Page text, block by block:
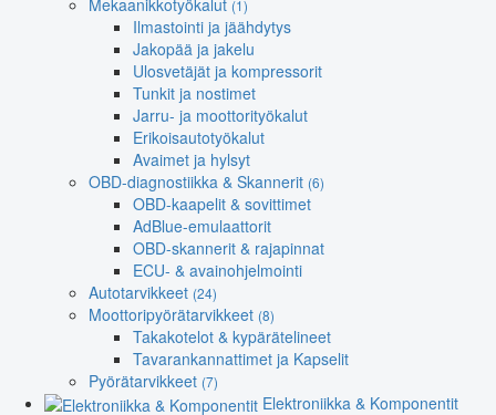
(1)
Ilmastointi ja jäähdytys
Jakopää ja jakelu
Ulosvetäjät ja kompressorit
Tunkit ja nostimet
Jarru- ja moottorityökalut
Erikoisautotyökalut
Avaimet ja hylsyt
OBD-diagnostiikka & Skannerit (6)
OBD-kaapelit & sovittimet
AdBlue-emulaattorit
OBD-skannerit & rajapinnat
ECU- & avainohjelmointi
Autotarvikkeet (24)
Moottoripyörätarvikkeet (8)
Takakotelot & kypärätelineet
Tavarankannattimet ja Kapselit
Pyörätarvikkeet (7)
Elektroniikka & Komponentit